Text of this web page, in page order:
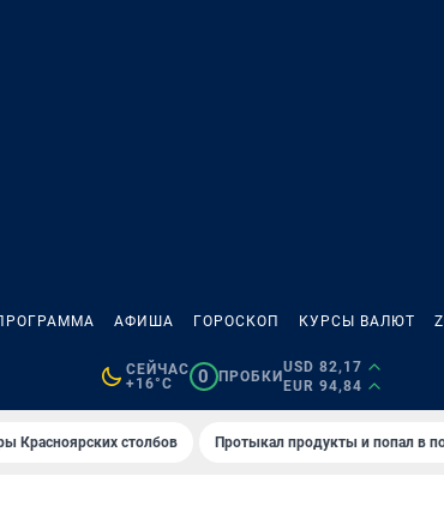
АФИША ГОРОСКОП КУРСЫ ВАЛЮТ
СЕЙЧАС
+16°C
0 ПРОБКИ
USD 82,17
EUR 94,84
Красноярских столбов Протыкал продукты и попал в